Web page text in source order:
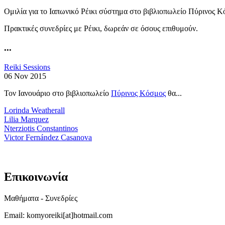
Ομιλία για το Ιαπωνικό Ρέικι σύστημα στο βιβλιοπωλείο Πύρινος
Πρακτικές συνεδρίες με Ρέικι, δωρεάν σε όσους επιθυμούν.
...
Reiki Sessions
06 Nov 2015
Τον Ιανουάριο στο βιβλιοπωλείο Πύρινος Κόσμος θα...
Lorinda Weatherall
Lilia Marquez
Nterziotis Constantinos
Victor Fernández Casanova
Επικοινωνία
Μαθήματα - Συνεδρίες
Email: komyoreiki[at]hotmail.com